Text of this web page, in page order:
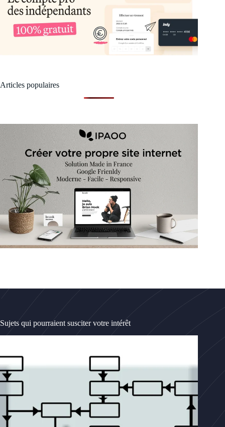
Articles populaires
Sujets qui pourraient susciter votre intérêt